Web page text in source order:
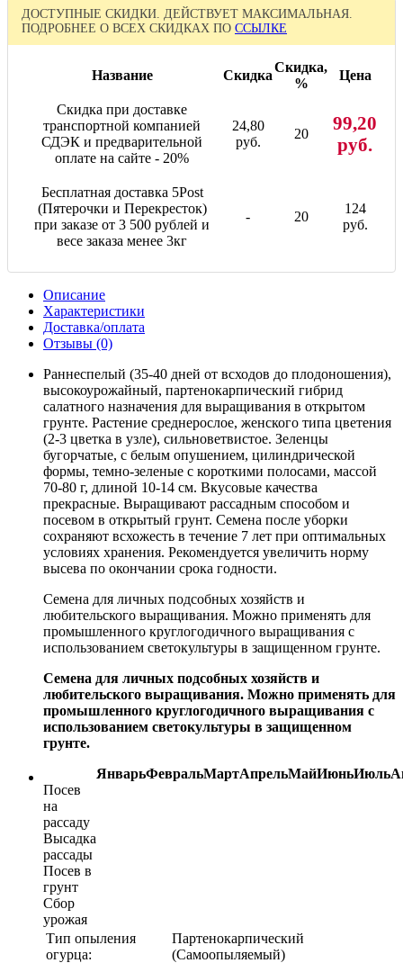
ДОСТУПНЫЕ СКИДКИ. ДЕЙСТВУЕТ МАКСИМАЛЬНАЯ.
ПОДРОБНЕЕ О ВСЕХ СКИДКАХ ПО ССЫЛКЕ
Название Скидка
Скидка,
%
Цена
Скидка при доставке
транспортной компанией
СДЭК и предварительной
оплате на сайте - 20%
24,80
руб.
20
99,20
руб.
Бесплатная доставка 5Post
(Пятерочки и Перекресток)
при заказе от 3 500 рублей и
весе заказа менее 3кг
- 20
124
руб.
Описание
Характеристики
Доставка/оплата
Отзывы (0)
Раннеспелый (35-40 дней от всходов до плодоношения),
высокоурожайный, партенокарпический гибрид
салатного назначения для выращивания в открытом
грунте. Растение среднерослое, женского типа цветения
(2-3 цветка в узле), сильноветвистое. Зеленцы
бугорчатые, с белым опушением, цилиндрической
формы, темно-зеленые с короткими полосами, массой
70-80 г, длиной 10-14 см. Вкусовые качества
прекрасные. Выращивают рассадным способом и
посевом в открытый грунт. Семена после уборки
сохраняют всхожесть в течение 7 лет при оптимальных
условиях хранения. Рекомендуется увеличить норму
высева по окончании срока годности.
Семена для личных подсобных хозяйств и
любительского выращивания. Можно применять для
промышленного круглогодичного выращивания с
использованием светокультуры в защищенном грунте.
Семена для личных подсобных хозяйств и
любительского выращивания. Можно применять для
промышленного круглогодичного выращивания с
использованием светокультуры в защищенном
грунте.
ЯнварьФевральМартАпрельМайИюньИюль
Посев
на
рассаду
Высадка
рассады
Посев в
грунт
Сбор
урожая
Тип опыления
огурца:
Партенокарпический
(Самоопыляемый)